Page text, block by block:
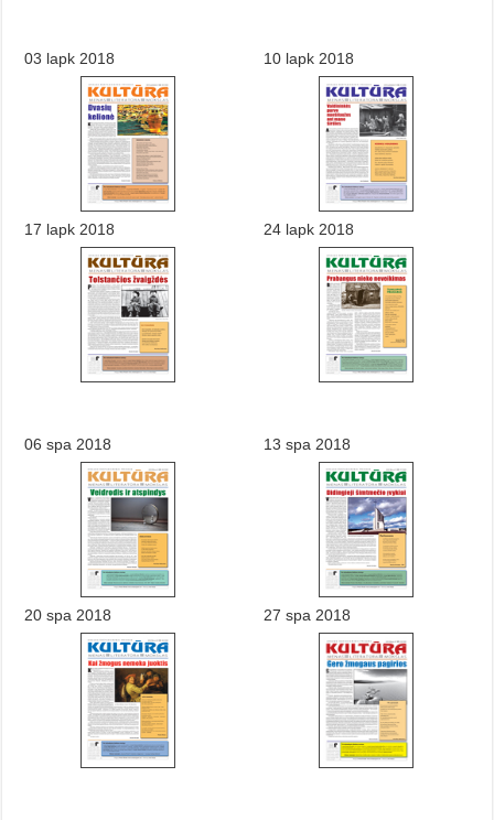
03 lapk 2018 10 lapk 2018
17 lapk 2018 24 lapk 2018
06 spa 2018 13 spa 2018
20 spa 2018 27 spa 2018